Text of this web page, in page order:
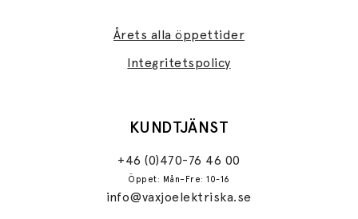
Årets alla öppettider
Integritetspolicy
KUNDTJÄNST
+46 (0)470-76 46 00
Öppet: Mån–Fre: 10-16
info@vaxjoelektriska.se